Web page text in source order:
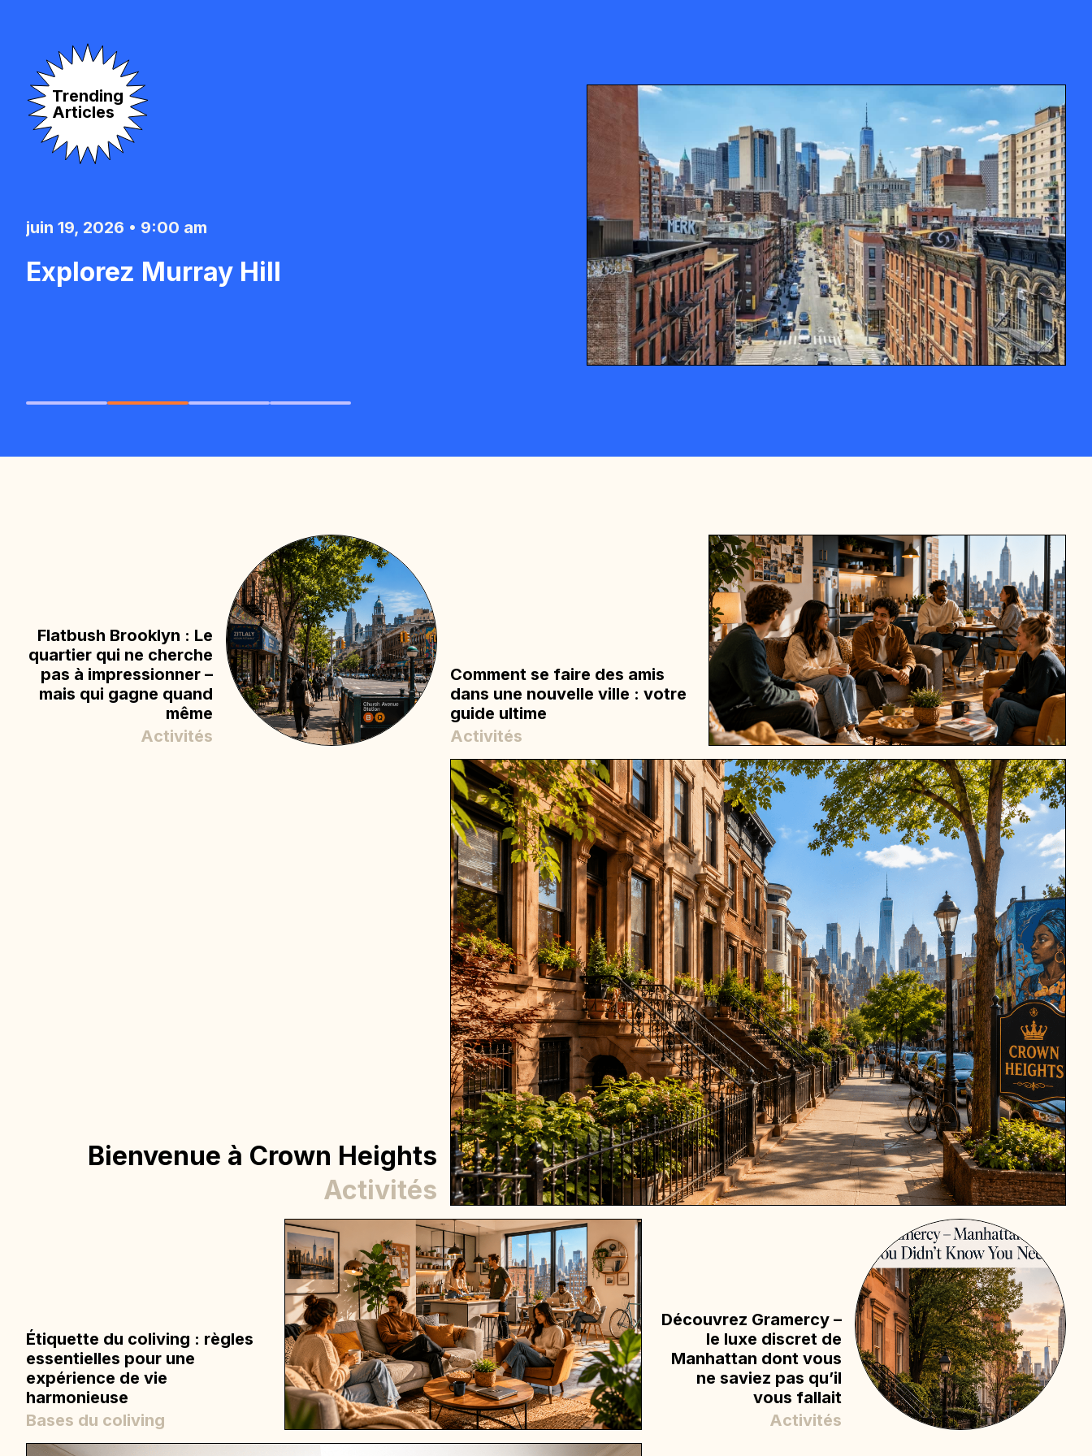
Trending
Articles
juin 19, 2026 • 8:57 am
Coliving vs colocataires : quelle est
juin 19, 2026 • 8:55 am
Découvrez Ditmas Park : Votre
guide du quartier historique de
Brooklyn
Flatbush Brooklyn : Le
quartier qui ne cherche
pas à impressionner –
mais qui gagne quand
même
Activités
Comment se faire des amis
dans une nouvelle ville : votre
guide ultime
Activités
Bienvenue à Crown Heights
Activités
Étiquette du coliving : règles
essentielles pour une
expérience de vie
harmonieuse
Bases du coliving
Découvrez Gramercy –
le luxe discret de
Manhattan dont vous
ne saviez pas qu’il
vous fallait
Activités